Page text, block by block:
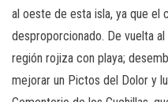
al oeste de esta isla, ya que el
desproporcionado. De vuelta
región rojiza con playa;
mejorar un Pictos del Dolor y